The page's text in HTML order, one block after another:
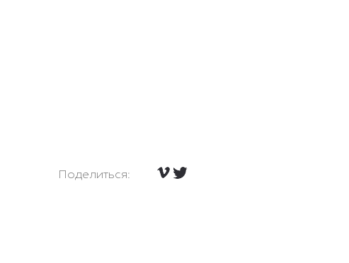
Поделиться: